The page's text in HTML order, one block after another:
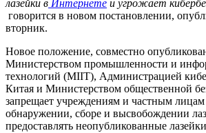
лазейки в Интернете и угрожает
говорится в новом постановлении,
вторник.
Новое положение, совместно
Министерством промышленности и
технологий (MIIT), Администрацией
Китая и Министерством общественной
запрещает учреждениям и частным лицам
обнаружении, сборе и высвобождении
предоставлять неопубликованные